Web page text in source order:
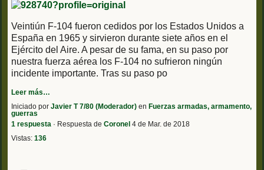
Veintiún F-104 fueron cedidos por los Estados Unidos a
España en 1965 y sirvieron durante siete años en el
Ejército del Aire. A pesar de su fama, en su paso por
nuestra fuerza aérea los F-104 no sufrieron ningún
incidente importante. Tras su paso po
Leer más…
Iniciado por Javier T 7/80 (Moderador) en Fuerzas armadas, armamento,
guerras
1 respuesta · Respuesta de Coronel 4 de Mar. de 2018
Vistas: 136